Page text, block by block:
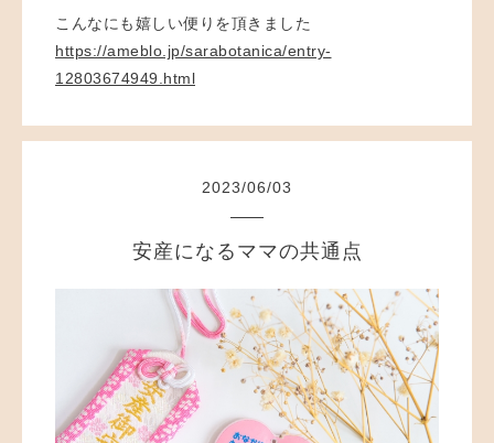
こんなにも嬉しい便りを頂きました
https://ameblo.jp/sarabotanica/entry-
12803674949.html
2023/06/03
安産になるママの共通点